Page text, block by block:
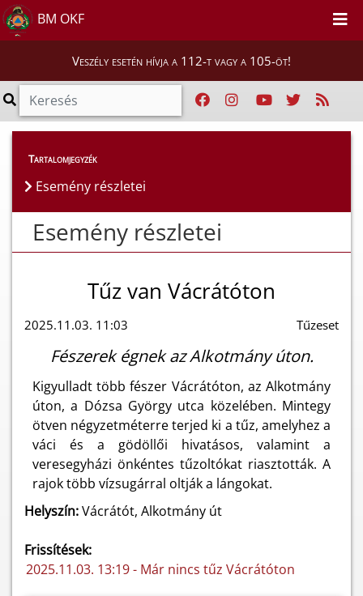
BM OKF
Veszély esetén hívja a 112-t vagy a 105-öt!
Esemény részletei
Tartalomjegyzék
Esemény részletei
Esemény részletei
Tűz van Vácrátóton
2025.11.03. 11:03 Tűzeset
Fészerek égnek az Alkotmány úton.
Kigyulladt több fészer Vácrátóton, az Alkotmány
úton, a Dózsa György utca közelében. Mintegy
ötven négyzetméterre terjed ki a tűz, amelyhez a
váci és a gödöllői hivatásos, valamint a
veresegyházi önkéntes tűzoltókat riasztották. A
rajok több vízsugárral oltják a lángokat.
Helyszín:Vácrátót, Alkotmány út
Frissítések:
2025.11.03. 13:19 - Már nincs tűz Vácrátóton